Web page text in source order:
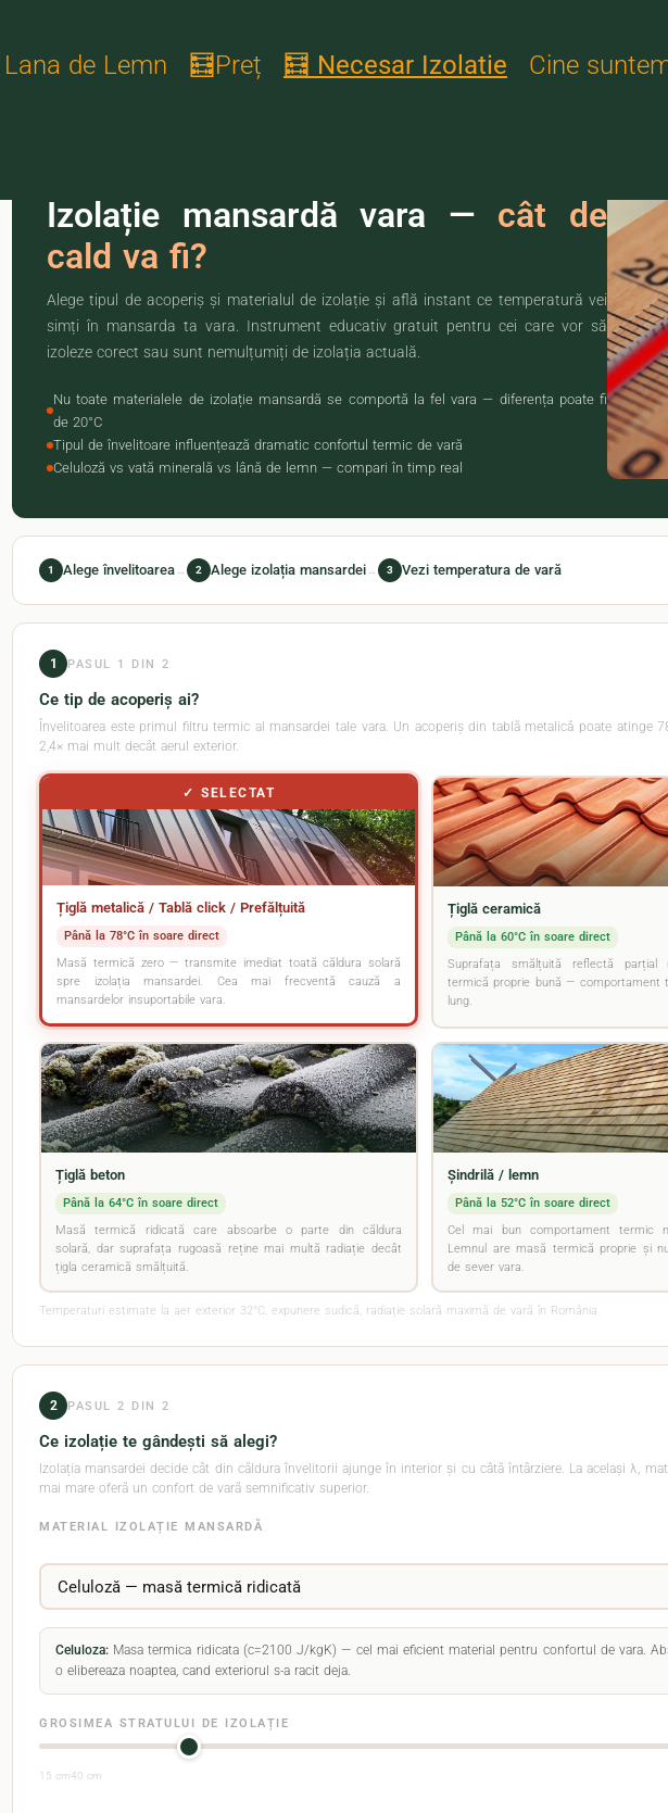
Lana de Lemn 🧮Preț 🧮 Necesar Izolatie Cine
Izolație mansardă vara — cât de
cald va fi?
Alege tipul de acoperiș și materialul de izolație și află instant ce temperatură vei
simți în mansarda ta vara. Instrument educativ gratuit pentru cei care vor să
izoleze corect sau sunt nemulțumiți de izolația actuală.
Nu toate materialele de izolație mansardă se comportă la fel vara — diferența poate fi
de 20°C
Tipul de învelitoare influențează dramatic confortul termic de vară
Celuloză vs vată minerală vs lână de lemn — compari în timp real
1 Alege învelitoarea→ 2 Alege izolația mansardei→ 3 Vezi temperatura de vară
1 PASUL 1 DIN 2
Ce tip de acoperiș ai?
Învelitoarea este primul filtru termic al mansardei tale vara. Un acoperiș din tablă metalică poate atinge
2,4× mai mult decât aerul exterior.
✓ SELECTAT
Țiglă metalică / Tablă click / Prefălțuită
Până la 78°C în soare direct
Masă termică zero — transmite imediat toată căldura solară
spre izolația mansardei. Cea mai frecventă cauză a
mansardelor insuportabile vara.
Țiglă ceramică
Până la 60°C în soare direct
Suprafața smălțuită reflectă parțial
termică proprie bună — comportament
lung.
Țiglă beton
Până la 64°C în soare direct
Masă termică ridicată care absoarbe o parte din căldura
solară, dar suprafața rugoasă reține mai multă radiație decât
țigla ceramică smălțuită.
Șindrilă / lemn
Până la 52°C în soare direct
Cel mai bun comportament termic
Lemnul are masă termică proprie și
de sever vara.
Temperaturi estimate la aer exterior 32°C, expunere sudică, radiație solară maximă de vară în România.
2 PASUL 2 DIN 2
Ce izolație te gândești să alegi?
Izolația mansardei decide cât din căldura învelitorii ajunge în interior și cu câtă întârziere. La același λ,
mai mare oferă un confort de vară semnificativ superior.
MATERIAL IZOLAȚIE MANSARDĂ
Celuloza: Masa termica ridicata (c=2100 J/kgK) — cel mai eficient material pentru confortul de vara.
o elibereaza noaptea, cand exteriorul s-a racit deja.
GROSIMEA STRATULUI DE IZOLAȚIE
15 cm40 cm